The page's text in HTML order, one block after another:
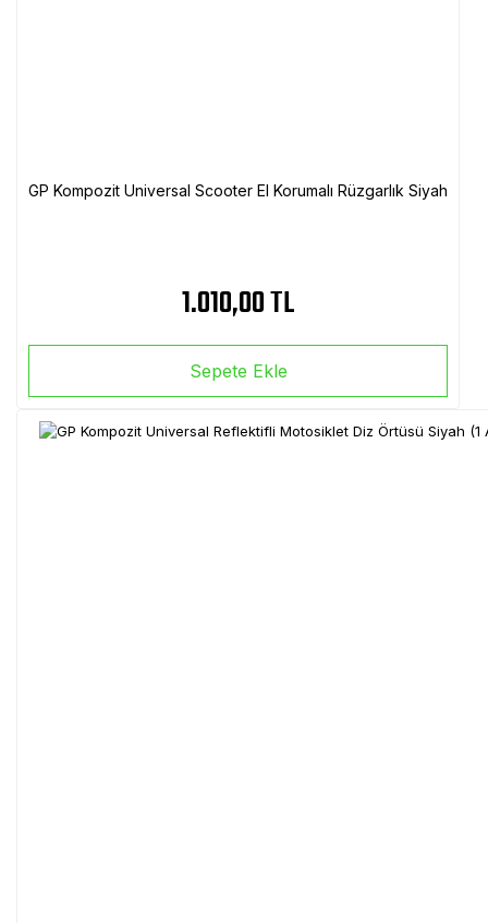
GP Kompozit Universal Scooter El Korumalı Rüzgarlık Siyah
1.010,00 TL
Sepete Ekle